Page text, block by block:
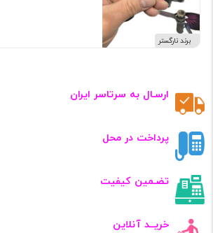
برند نارگستر
ارسـال به سرتاسر ایران
پرداخت در محل
تضـمین کیفیت
خریــد آنلاین